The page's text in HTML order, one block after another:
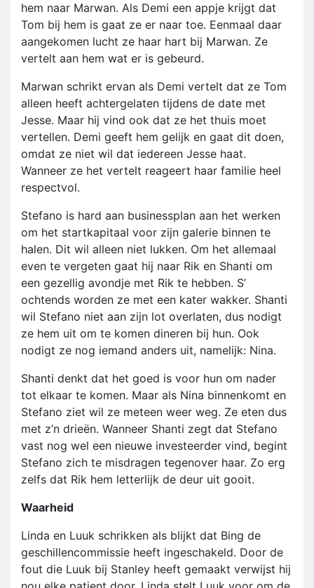
hem naar Marwan. Als Demi een appje krijgt dat
Tom bij hem is gaat ze er naar toe. Eenmaal daar
aangekomen lucht ze haar hart bij Marwan. Ze
vertelt aan hem wat er is gebeurd.
Marwan schrikt ervan als Demi vertelt dat ze Tom
alleen heeft achtergelaten tijdens de date met
Jesse. Maar hij vind ook dat ze het thuis moet
vertellen. Demi geeft hem gelijk en gaat dit doen,
omdat ze niet wil dat iedereen Jesse haat.
Wanneer ze het vertelt reageert haar familie heel
respectvol.
Stefano is hard aan businessplan aan het werken
om het startkapitaal voor zijn galerie binnen te
halen. Dit wil alleen niet lukken. Om het allemaal
even te vergeten gaat hij naar Rik en Shanti om
een gezellig avondje met Rik te hebben. S’
ochtends worden ze met een kater wakker. Shanti
wil Stefano niet aan zijn lot overlaten, dus nodigt
ze hem uit om te komen dineren bij hun. Ook
nodigt ze nog iemand anders uit, namelijk: Nina.
Shanti denkt dat het goed is voor hun om nader
tot elkaar te komen. Maar als Nina binnenkomt en
Stefano ziet wil ze meteen weer weg. Ze eten dus
met z’n drieën. Wanneer Shanti zegt dat Stefano
vast nog wel een nieuwe investeerder vind, begint
Stefano zich te misdragen tegenover haar. Zo erg
zelfs dat Rik hem letterlijk de deur uit gooit.
Waarheid
Linda en Luuk schrikken als blijkt dat Bing de
geschillencommissie heeft ingeschakeld. Door de
fout die Luuk bij Stanley heeft gemaakt verwijst hij